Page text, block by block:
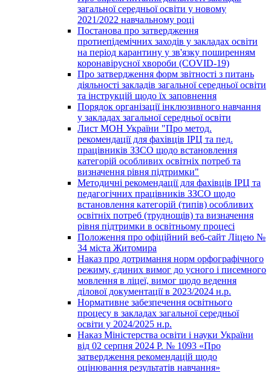
загальної середньої освіти у новому
2021/2022 навчальному році
Постанова про затвердження
протиепідемічних заходів у закладах освіти
на період карантину у зв'язку поширенням
коронавірусної хвороби (COVID-19)
Про затвердження форм звітності з питань
діяльності закладів загальної середньої освіти
та інструкцій щодо їх заповнення
Порядок організації інклюзивного навчання
у закладах загальної середньої освіти
Лист МОН України "Про метод.
рекомендації для фахівців ІРЦ та пед.
працівників ЗЗСО щодо встановлення
категорій особливих освітніх потреб та
визначення рівня підтримки"
Методичні рекомендації для фахівців ІРЦ та
педагогічних працівників ЗЗСО щодо
встановлення категорій (типів) особливих
освітніх потреб (труднощів) та визначення
рівня підтримки в освітньому процесі
Положення про офіційний веб-сайт Ліцею №
34 міста Житомира
Наказ про дотримання норм орфографічного
режиму, єдиних вимог до усного і писемного
мовлення в ліцеї, вимог щодо ведення
ділової документації в 2023/2024 н.р.
Нормативне забезпечення освітнього
процесу в закладах загальної середньої
освіти у 2024/2025 н.р.
Наказ Міністерства освіти і науки України
від 02 серпня 2024 Р. № 1093 «Про
затвердження рекомендацій щодо
оцінювання результатів навчання»